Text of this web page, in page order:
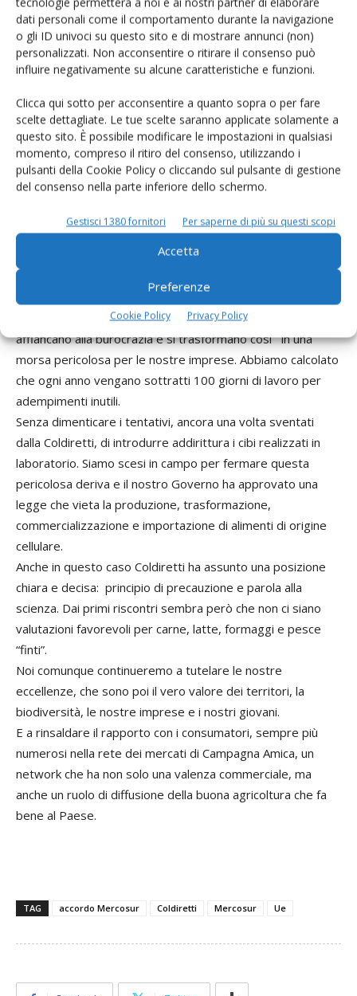
dati personali come il comportamento durante la navigazione
o gli ID univoci su questo sito e di mostrare annunci (non)
personalizzati. Non acconsentire o ritirare il consenso può
influire negativamente su alcune caratteristiche e funzioni.
Clicca qui sotto per acconsentire a quanto sopra o per fare
scelte dettagliate. Le tue scelte saranno applicate solamente a
questo sito. È possibile modificare le impostazioni in qualsiasi
momento, compreso il ritiro del consenso, utilizzando i
pulsanti della Cookie Policy o cliccando sul pulsante di gestione
del consenso nella parte inferiore dello schermo.
Gestisci 1380 fornitori Per saperne di più su questi scopi
Accetta
Preferenze
Cookie Policy Privacy Policy
Coldiretti non ci sta a veder depauperata una miniera così
strategica, più che mai oggi dopo il riconoscimento Unesco
di patrimonio immateriale dell’umanità alla “Cucina italiana”,
che sempre più dovrà contare su una materia prima
La deriva autocratica e ideologica imposta da Ursula Von
der Leyen invece sta uccidendo l’agricoltura europea e
quella nazionale. Riteniamo che la Commissione abbia il
dovere di difendere le produzioni europee, i cittadini
consumatori e la sicurezza del cibo.
Se Von der Leyen non garantisce subito reciprocità,
controlli e trasparenza nel commercio internazionale, a
nostro avviso deve lasciare il suo incarico e abbandonare
subito le follie che ad oggi hanno contraddistinto la sua
gestione antidemocratica.
In tutte le iniziative noi leggiamo solo ideologie che si
affiancano alla burocrazia e si trasformano così in una
morsa pericolosa per le nostre imprese. Abbiamo calcolato
che ogni anno vengano sottratti 100 giorni di lavoro per
adempimenti inutili.
Senza dimenticare i tentativi, ancora una volta sventati
dalla Coldiretti, di introdurre addirittura i cibi realizzati in
laboratorio. Siamo scesi in campo per fermare questa
pericolosa deriva e il nostro Governo ha approvato una
legge che vieta la produzione, trasformazione,
commercializzazione e importazione di alimenti di origine
cellulare.
Anche in questo caso Coldiretti ha assunto una posizione
chiara e decisa: principio di precauzione e parola alla
scienza. Dai primi riscontri sembra però che non ci siano
valutazioni favorevoli per carne, latte, formaggi e pesce
“finti”.
Noi comunque continueremo a tutelare le nostre
eccellenze, che sono poi il vero valore dei territori, la
biodiversità, le nostre imprese e i nostri giovani.
E a rinsaldare il rapporto con i consumatori, sempre più
numerosi nella rete dei mercati di Campagna Amica, un
network che ha non solo una valenza commerciale, ma
anche un ruolo di diffusione della buona agricoltura che fa
bene al Paese.
TAG accordo Mercosur Coldiretti Mercosur Ue